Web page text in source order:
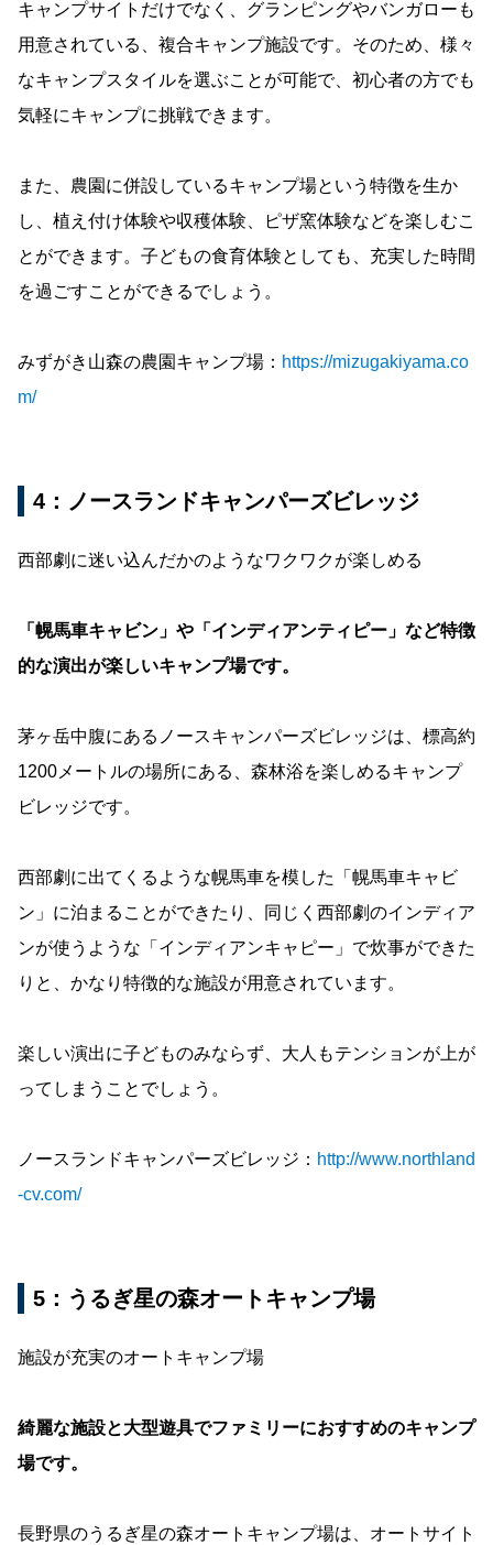
キャンプサイトだけでなく、グランピングやバンガローも
用意されている、複合キャンプ施設です。そのため、様々
なキャンプスタイルを選ぶことが可能で、初心者の方でも
気軽にキャンプに挑戦できます。
また、農園に併設しているキャンプ場という特徴を生か
し、植え付け体験や収穫体験、ピザ窯体験などを楽しむこ
とができます。子どもの食育体験としても、充実した時間
を過ごすことができるでしょう。
みずがき山森の農園キャンプ場： https://mizugakiyama.co
m/
4：ノースランドキャンパーズビレッジ
西部劇に迷い込んだかのようなワクワクが楽しめる
「幌馬車キャビン」や「インディアンティピー」など特徴
的な演出が楽しいキャンプ場です。
茅ヶ岳中腹にあるノースキャンパーズビレッジは、標高約
1200メートルの場所にある、森林浴を楽しめるキャンプ
ビレッジです。
西部劇に出てくるような幌馬車を模した「幌馬車キャビ
ン」に泊まることができたり、同じく西部劇のインディア
ンが使うような「インディアンキャピー」で炊事ができた
りと、かなり特徴的な施設が用意されています。
楽しい演出に子どものみならず、大人もテンションが上が
ってしまうことでしょう。
ノースランドキャンパーズビレッジ： http://www.northland
-cv.com/
5：うるぎ星の森オートキャンプ場
施設が充実のオートキャンプ場
綺麗な施設と大型遊具でファミリーにおすすめのキャンプ
場です。
長野県のうるぎ星の森オートキャンプ場は、オートサイト